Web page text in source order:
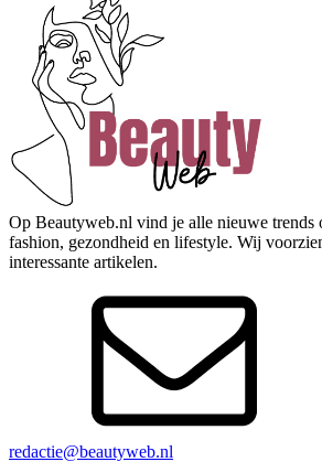
Op Beautyweb.nl vind je alle nieuwe trends
fashion, gezondheid en lifestyle. Wij
interessante artikelen.
redactie@beautyweb.nl